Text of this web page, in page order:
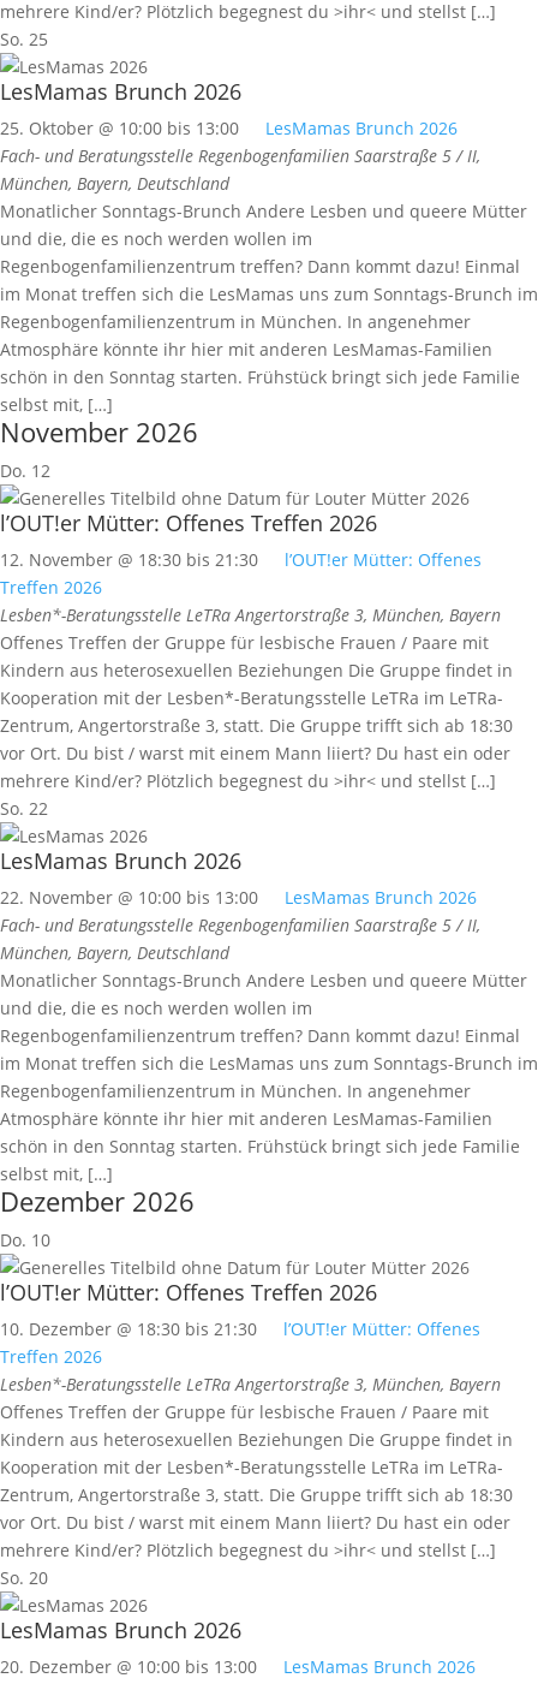
mehrere Kind/er? Plötzlich begegnest du >ihr< und stellst […]
So. 25
LesMamas Brunch 2026
25. Oktober @ 10:00 bis 13:00
LesMamas Brunch 2026
Fach- und Beratungsstelle Regenbogenfamilien Saarstraße 5 / II,
München, Bayern, Deutschland
Monatlicher Sonntags-Brunch Andere Lesben und queere Mütter
und die, die es noch werden wollen im
Regenbogenfamilienzentrum treffen? Dann kommt dazu! Einmal
im Monat treffen sich die LesMamas uns zum Sonntags-Brunch im
Regenbogenfamilienzentrum in München. In angenehmer
Atmosphäre könnte ihr hier mit anderen LesMamas-Familien
schön in den Sonntag starten. Frühstück bringt sich jede Familie
selbst mit, […]
November 2026
Do. 12
l’OUT!er Mütter: Offenes Treffen 2026
12. November @ 18:30 bis 21:30
l’OUT!er Mütter: Offenes
Treffen 2026
Lesben*-Beratungsstelle LeTRaAngertorstraße 3, München, Bayern
Offenes Treffen der Gruppe für lesbische Frauen / Paare mit
Kindern aus heterosexuellen Beziehungen Die Gruppe findet in
Kooperation mit der Lesben*-Beratungsstelle LeTRa im LeTRa-
Zentrum, Angertorstraße 3, statt. Die Gruppe trifft sich ab 18:30
vor Ort. Du bist / warst mit einem Mann liiert? Du hast ein oder
mehrere Kind/er? Plötzlich begegnest du >ihr< und stellst […]
So. 22
LesMamas Brunch 2026
22. November @ 10:00 bis 13:00
LesMamas Brunch 2026
Fach- und Beratungsstelle Regenbogenfamilien Saarstraße 5 / II,
München, Bayern, Deutschland
Monatlicher Sonntags-Brunch Andere Lesben und queere Mütter
und die, die es noch werden wollen im
Regenbogenfamilienzentrum treffen? Dann kommt dazu! Einmal
im Monat treffen sich die LesMamas uns zum Sonntags-Brunch im
Regenbogenfamilienzentrum in München. In angenehmer
Atmosphäre könnte ihr hier mit anderen LesMamas-Familien
schön in den Sonntag starten. Frühstück bringt sich jede Familie
selbst mit, […]
Dezember 2026
Do. 10
l’OUT!er Mütter: Offenes Treffen 2026
10. Dezember @ 18:30 bis 21:30
l’OUT!er Mütter: Offenes
Treffen 2026
Lesben*-Beratungsstelle LeTRaAngertorstraße 3, München, Bayern
Offenes Treffen der Gruppe für lesbische Frauen / Paare mit
Kindern aus heterosexuellen Beziehungen Die Gruppe findet in
Kooperation mit der Lesben*-Beratungsstelle LeTRa im LeTRa-
Zentrum, Angertorstraße 3, statt. Die Gruppe trifft sich ab 18:30
vor Ort. Du bist / warst mit einem Mann liiert? Du hast ein oder
mehrere Kind/er? Plötzlich begegnest du >ihr< und stellst […]
So. 20
LesMamas Brunch 2026
20. Dezember @ 10:00 bis 13:00
LesMamas Brunch 2026